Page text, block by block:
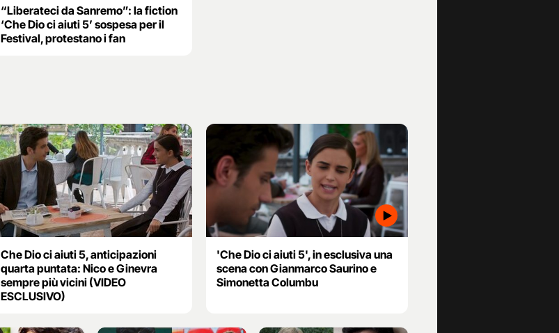
“Liberateci da Sanremo”: la fiction
‘Che Dio ci aiuti 5’ sospesa per il
Festival, protestano i fan
Che Dio ci aiuti 5, anticipazioni
quarta puntata: Nico e Ginevra
sempre più vicini (VIDEO
ESCLUSIVO)
'Che Dio ci aiuti 5', in esclusiva una
scena con Gianmarco Saurino e
Simonetta Columbu